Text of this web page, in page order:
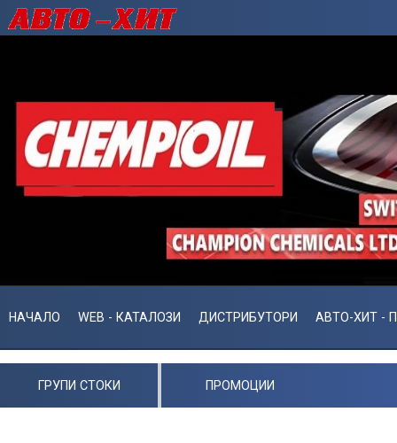
НАЧАЛО WEB - КАТАЛОЗИ ДИСТРИБУТОРИ АВТО-ХИТ -
ГРУПИ СТОКИ ПРОМОЦИИ